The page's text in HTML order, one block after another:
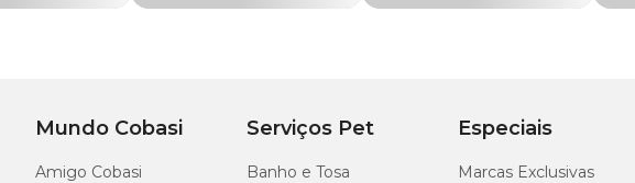
Mundo Cobasi
Amigo Cobasi
Serviços Pet
Banho e Tosa
Especiais
Marcas Exclusivas